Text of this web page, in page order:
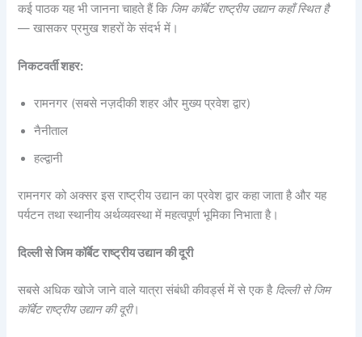
कई पाठक यह भी जानना चाहते हैं कि जिम कॉर्बेट राष्ट्रीय उद्यान कहाँ स्थित है
— खासकर प्रमुख शहरों के संदर्भ में।
निकटवर्ती शहर:
रामनगर (सबसे नज़दीकी शहर और मुख्य प्रवेश द्वार)
नैनीताल
हल्द्वानी
रामनगर को अक्सर इस राष्ट्रीय उद्यान का प्रवेश द्वार कहा जाता है और यह
पर्यटन तथा स्थानीय अर्थव्यवस्था में महत्वपूर्ण भूमिका निभाता है।
दिल्ली से जिम कॉर्बेट राष्ट्रीय उद्यान की दूरी
सबसे अधिक खोजे जाने वाले यात्रा संबंधी कीवर्ड्स में से एक है दिल्ली से जिम
कॉर्बेट राष्ट्रीय उद्यान की दूरी।